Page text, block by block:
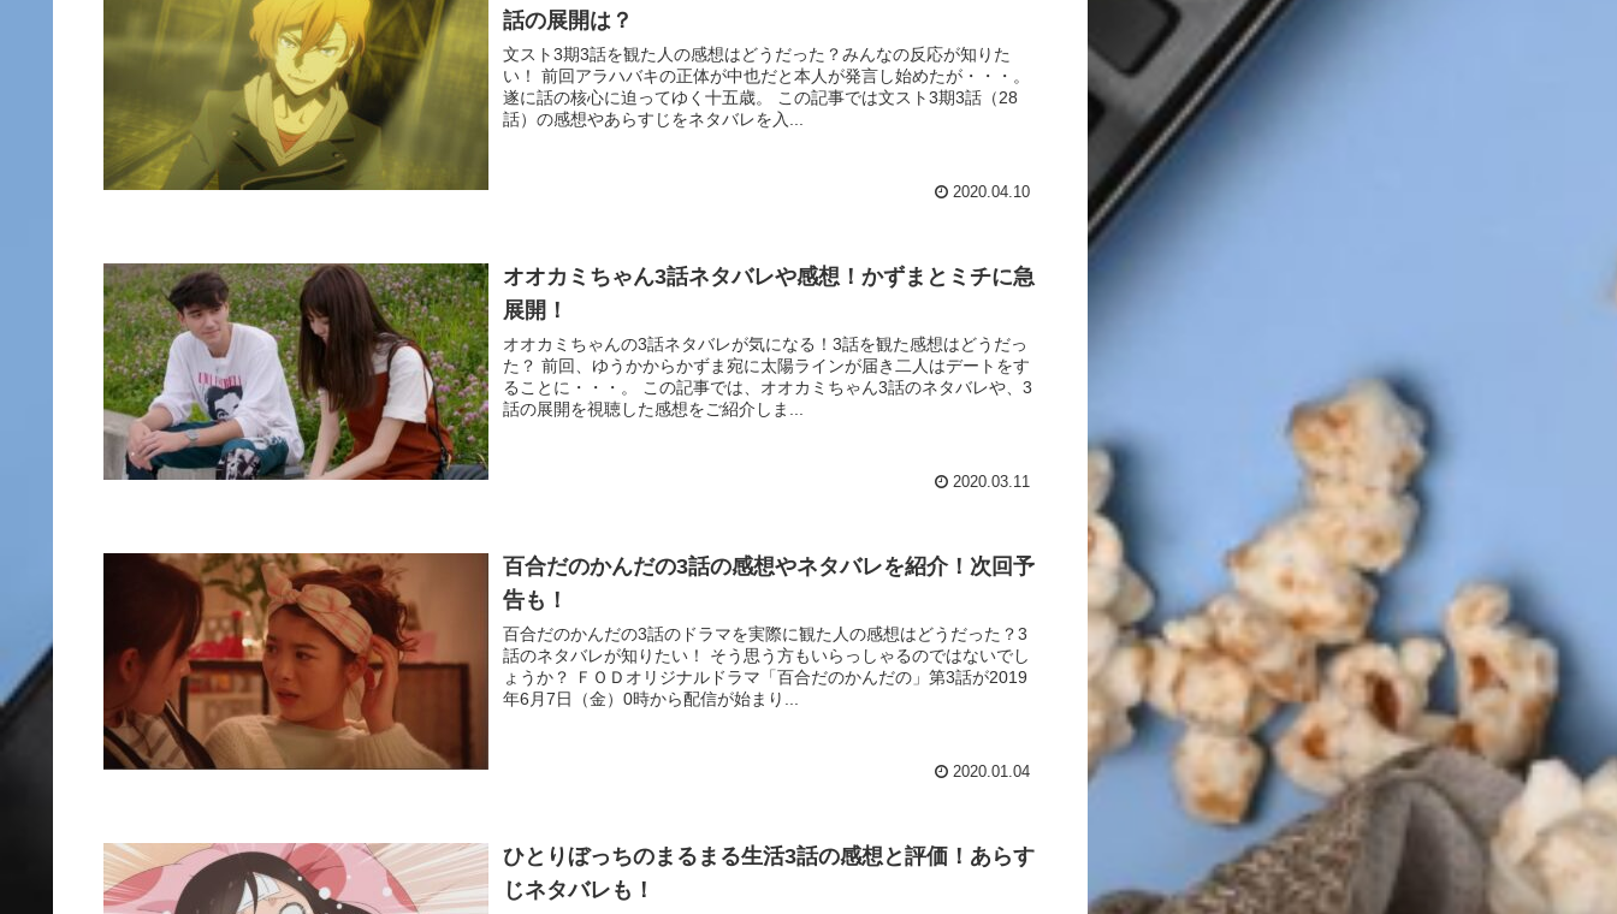
話の展開は？
文スト3期3話を観た人の感想はどうだった？みんなの反応が知りた
い！ 前回アラハバキの正体が中也だと本人が発言し始めたが・・・。
遂に話の核心に迫ってゆく十五歳。 この記事では文スト3期3話（28
話）の感想やあらすじをネタバレを入...
2020.04.10
オオカミちゃん3話ネタバレや感想！かずまとミチに急
展開！
オオカミちゃんの3話ネタバレが気になる！3話を観た感想はどうだっ
た？ 前回、ゆうかからかずま宛に太陽ラインが届き二人はデートをす
ることに・・・。 この記事では、オオカミちゃん3話のネタバレや、3
話の展開を視聴した感想をご紹介しま...
2020.03.11
百合だのかんだの3話の感想やネタバレを紹介！次回予
告も！
百合だのかんだの3話のドラマを実際に観た人の感想はどうだった？3
話のネタバレが知りたい！ そう思う方もいらっしゃるのではないでし
ょうか？ ＦＯＤオリジナルドラマ「百合だのかんだの」第3話が2019
年6月7日（金）0時から配信が始まり...
2020.01.04
ひとりぼっちのまるまる生活3話の感想と評価！あらす
じネタバレも！